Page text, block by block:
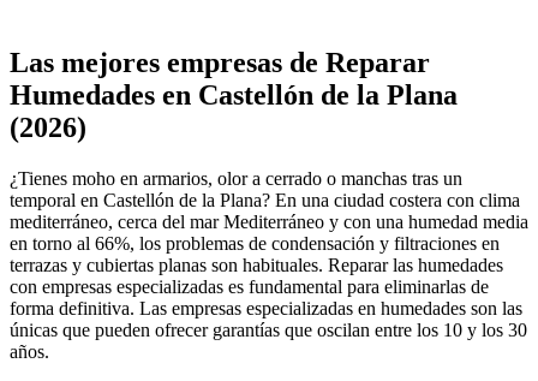
+
−
Las mejores empresas de Reparar
Humedades en Castellón de la Plana
(2026)
¿Tienes moho en armarios, olor a cerrado o manchas tras un
temporal en Castellón de la Plana? En una ciudad costera con clima
mediterráneo, cerca del mar Mediterráneo y con una humedad media
en torno al 66%, los problemas de condensación y filtraciones en
terrazas y cubiertas planas son habituales. Reparar las humedades
con empresas especializadas es fundamental para eliminarlas de
forma definitiva. Las empresas especializadas en humedades son las
únicas que pueden ofrecer garantías que oscilan entre los 10 y los 30
años.